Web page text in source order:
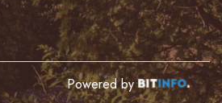
Powered by